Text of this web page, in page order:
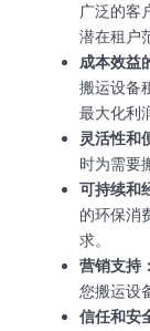
广泛的客
潜在租户
成本效益
搬运设备
最大化利
灵活性和
时为需要
可持续和
的环保消
求。
营销支持：
您搬运设
信任和安